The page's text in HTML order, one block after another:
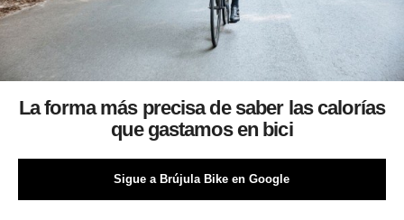
La forma más precisa de saber las calorías
que gastamos en bici
Sigue a Brújula Bike en Google